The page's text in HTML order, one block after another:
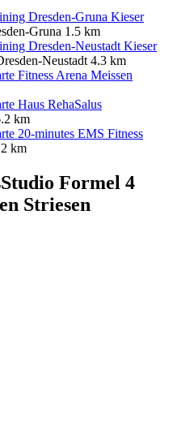
Kieser
Gruna 1.5 km
Kieser
Neustadt 4.3 km
Fitness Arena Meissen
Haus RehaSalus
km
20-minutes EMS Fitness
km
Formel 4
Striesen